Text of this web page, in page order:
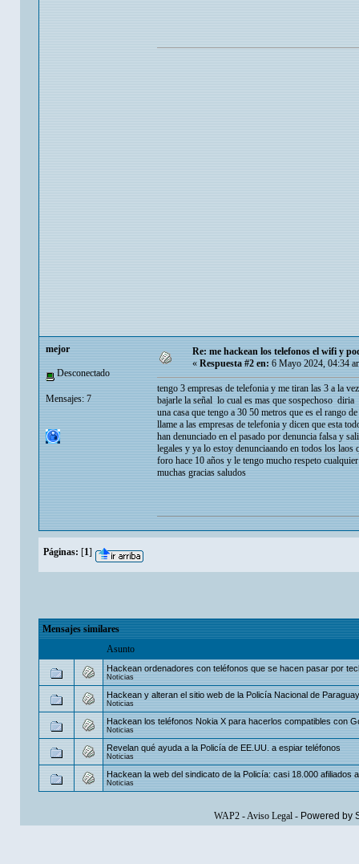
mejor
Desconectado
Mensajes: 7
Re: me hackean los telefonos el wifi y
«Respuesta #2 en:6 Mayo 2024, 04:34
tengo 3 empresas de telefonia y me tiran las 3 a la
bajarle la señal lo cual es mas que sospechoso
una casa que tengo a 30 50 metros que es el rango
llame a las empresas de telefonia y dicen que esta
han denunciado en el pasado por denuncia falsa y
legales y ya lo estoy denunciaando en todos los
foro hace 10 años y le tengo mucho respeto
muchas gracias saludos
Páginas: [1]
Mensajes similares
Asunto
Hackean ordenadores con teléfonos que se hacen pasar por
Noticias
Hackean y alteran el sitio web de la Policía Nacional de Paraguay
Noticias
Hackean los teléfonos Nokia X para hacerlos compatibles con
Noticias
Revelan qué ayuda a la Policía de EE.UU. a espiar teléfonos
Noticias
Hackean la web del sindicato de la Policía: casi 18.000 afiliados
Noticias
WAP2-Aviso Legal- Powered by